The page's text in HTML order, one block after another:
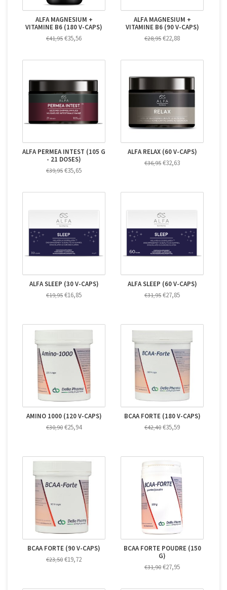
ALFA MAGNESIUM +
VITAMINE B6 (180 V-CAPS)
€41,95 €35,56
ALFA MAGNESIUM +
VITAMINE B6 (90 V-CAPS)
€28,95 €22,88
ALFA PERMEA INTEST (105 G
- 21 DOSES)
€39,95 €35,65
ALFA RELAX (60 V-CAPS)
€36,95 €32,63
ALFA SLEEP (30 V-CAPS)
€19,95 €16,85
ALFA SLEEP (60 V-CAPS)
€31,95 €27,85
AMINO 1000 (120 V-CAPS)
€30,90 €25,94
BCAA FORTE (180 V-CAPS)
€42,40 €35,59
BCAA FORTE (90 V-CAPS)
€23,50 €19,72
BCAA FORTE POUDRE (150
G)
€31,90 €27,95